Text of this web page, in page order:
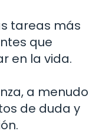
tareas más
que
en la vida.
a menudo
de duda y